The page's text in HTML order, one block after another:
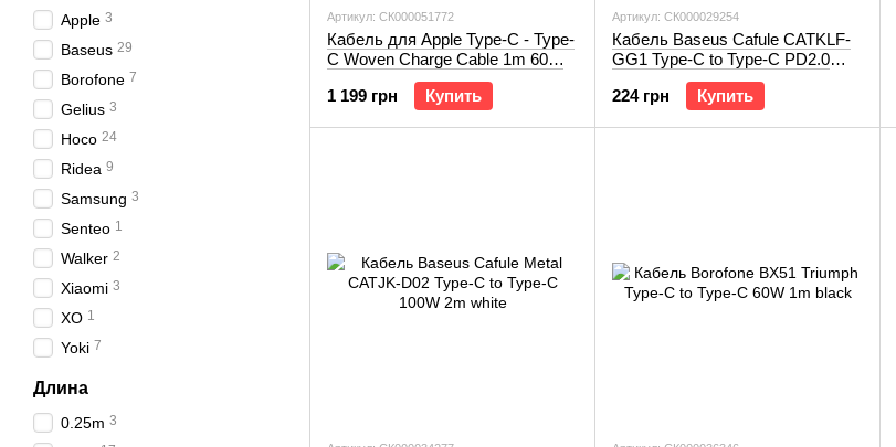
Артикул: СК000051772
Кабель для Apple Type-C - Type-
C Woven Charge Cable 1m 60W
MQKJ3ZM/A Box
1 199 грн
Купить
Артикул: СК000029254
Кабель Baseus Cafule CATKLF-
GG1 Type-C to Type-C PD2.0
60W 1m grey/black
224 грн
Купить
Apple 3
Baseus 29
Borofone 7
Gelius 3
Hoco 24
Ridea 9
Samsung 3
Senteo 1
Walker 2
Xiaomi 3
XO 1
Yoki 7
Длина
0.25m 3